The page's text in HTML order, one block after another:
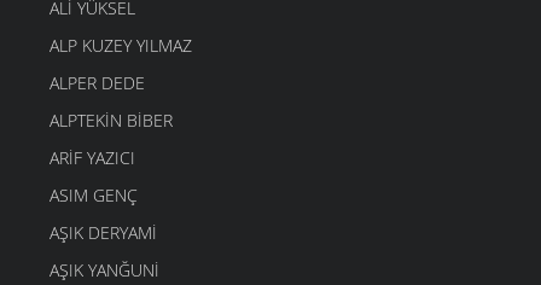
ALI YÜKSEL
ALP KUZEY YILMAZ
ALPER DEDE
ALPTEKIN BIBER
ARIF YAZICI
ASIM GENÇ
AŞIK DERYAMI
AŞIK YANĞUNI